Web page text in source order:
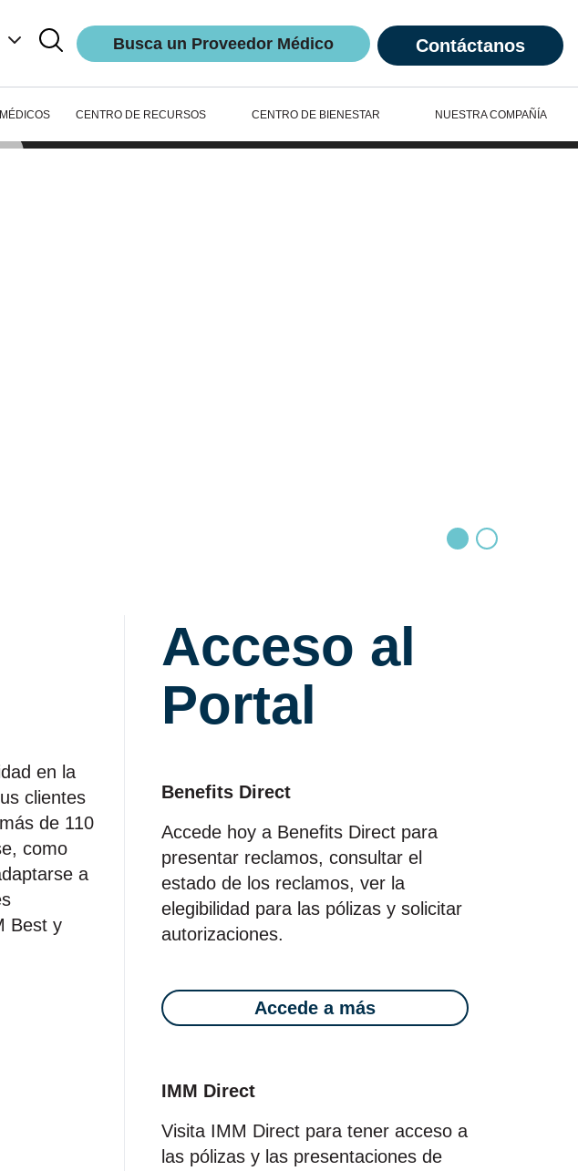
Busca un Proveedor Médico Contáctanos
CENTRO DE RECURSOS CENTRO DE BIENESTAR NUESTRA COMPAÑÍA
en la
clientes
de 110
como
a
Best y
Acceso al
Portal
Benefits Direct
Accede hoy a Benefits Direct para
presentar reclamos, consultar el
estado de los reclamos, ver la
elegibilidad para las pólizas y solicitar
autorizaciones.
Accede a más
IMM Direct
Visita IMM Direct para tener acceso a
las pólizas y las presentaciones de